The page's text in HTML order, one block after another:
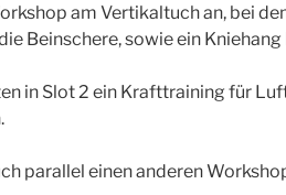
am Vertikaltuch an, bei
Beinschere, sowie ein
in Slot 2 ein Krafttraining für
parallel einen anderen